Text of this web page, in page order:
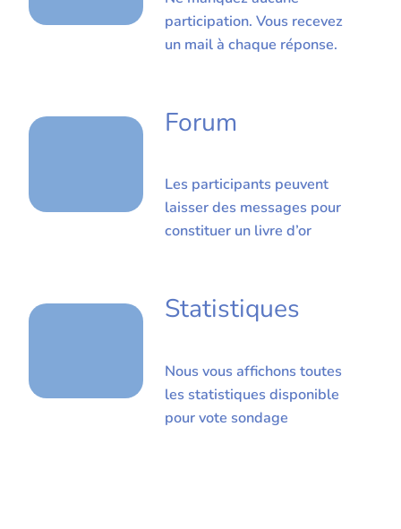
participation. Vous recevez
un mail à chaque réponse.
Forum
Les participants peuvent
laisser des messages pour
constituer un livre d’or
Statistiques
Nous vous affichons toutes
les statistiques disponible
pour vote sondage